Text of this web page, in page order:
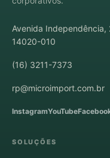
Avenida
14020-010
(16) 3211-7373
rp@microimport.com.br
InstagramYouTube
SOLUÇÕES